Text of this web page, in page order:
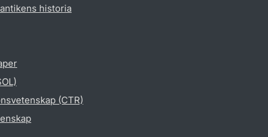
historia
(CTR)